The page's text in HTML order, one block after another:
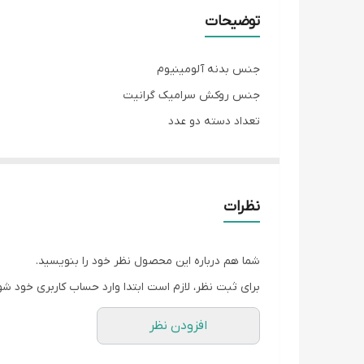
توضیحات
جنس بدنه آلومینیوم
جنس روکش سرامیک گرانیت
تعداد دسته دو عدد
کشور مبدا برند چین
سایر اقلام همراه محصول دمکش
نظرات
شما هم درباره این محصول نظر خود را بنویسید.
برای ثبت نظر، لازم است ابتدا وارد حساب کاربری خود
افزودن نظر